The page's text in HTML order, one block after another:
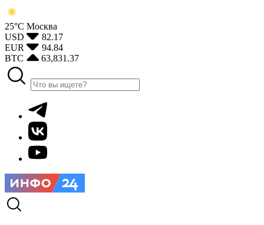
25°С Москва
USD
82.17
EUR
94.84
BTC
63,831.37